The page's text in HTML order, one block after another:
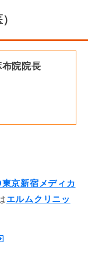
院院長
京新宿メディカ
エルムクリニッ